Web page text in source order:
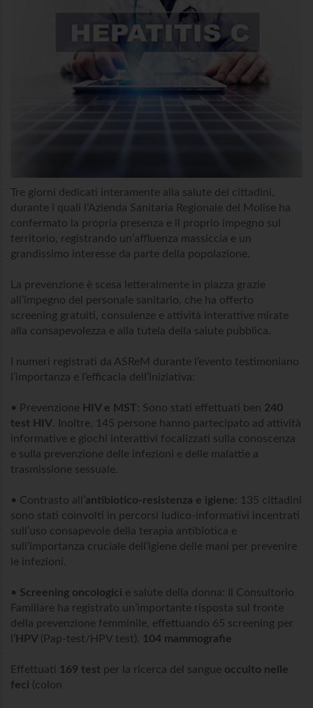
Tre giorni dedicati interamente alla salute dei cittadini,
durante i quali l’Azienda Sanitaria Regionale del Molise ha
confermato la propria presenza e il proprio impegno sul
territorio, registrando un’affluenza massiccia e un
grandissimo interesse da parte della popolazione.
La prevenzione è scesa letteralmente in piazza grazie
all’impegno del personale sanitario, che ha offerto
screening gratuiti, consulenze e attività interattive mirate
alla consapevolezza e alla tutela della salute pubblica.
I numeri registrati da ASReM durante l’evento testimoniano
l’importanza e l’efficacia dell’iniziativa:
• Prevenzione HIV e MST: Sono stati effettuati ben 240
test HIV. Inoltre, 145 persone hanno partecipato ad attività
informative e giochi interattivi focalizzati sulla conoscenza
e sulla prevenzione delle infezioni e delle malattie a
trasmissione sessuale.
• Contrasto all’antibiotico-resistenza e igiene: 135 cittadini
sono stati coinvolti in percorsi ludico-informativi incentrati
sull’uso consapevole della terapia antibiotica e
sull’importanza cruciale dell’igiene delle mani per prevenire
le infezioni.
• Screening oncologici e salute della donna: Il Consultorio
Familiare ha registrato un’importante risposta sul fronte
della prevenzione femminile, effettuando 65 screening per
l’ HPV (Pap-test/HPV test). 104 mammografie
Effettuati 169 test per la ricerca del sangue occulto nelle
feci (colon